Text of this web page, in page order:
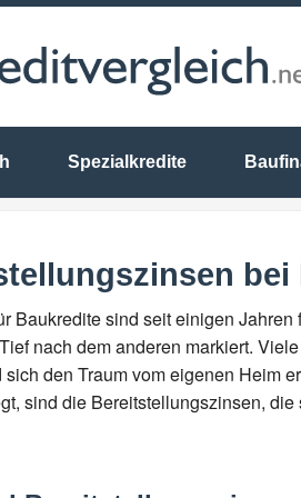
Spezialkredite
Baukredite sind seit einigen
nach dem anderen markiert.
sich den Traum vom eigenen Heim
sind die Bereitstellungszinsen,